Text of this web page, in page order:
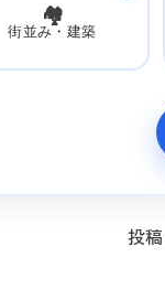
🏘️
街並み・建築
投